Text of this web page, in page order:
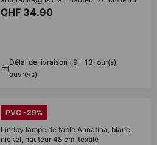
CHF 34.90
Délai de livraison : 9 - 13 jour(s)
ouvré(s)
PVC -29%
Lindby lampe de table Annatina, blanc,
nickel, hauteur 48 cm, textile